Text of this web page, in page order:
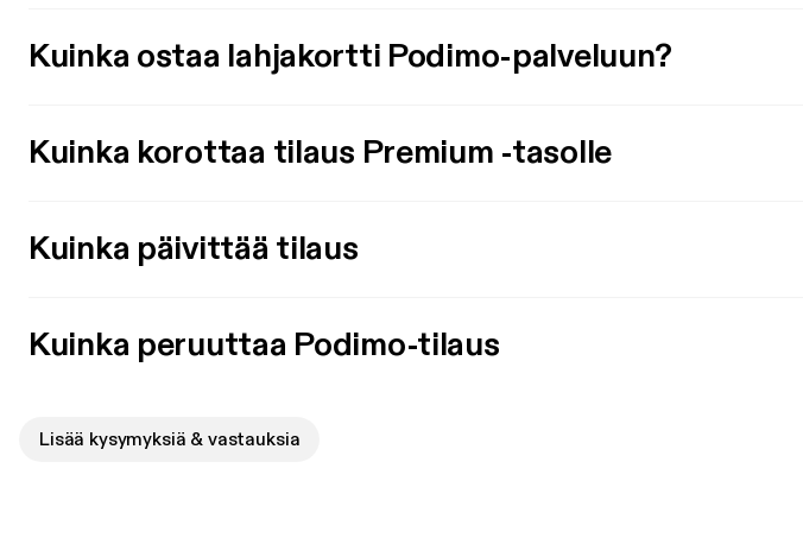
Kuinka ostaa lahjakortti Podimo-palveluun?
Kuinka korottaa tilaus Premium -tasolle
Kuinka päivittää tilaus
Kuinka peruuttaa Podimo-tilaus
Lisää kysymyksiä & vastauksia